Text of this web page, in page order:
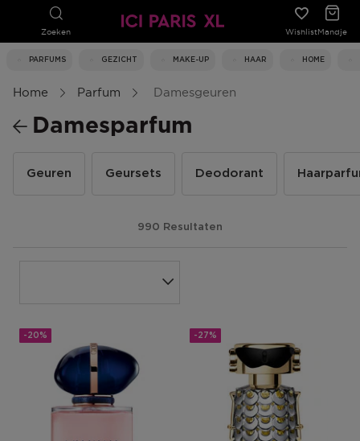
Zoeken WishlistMandje
PARFUMS GEZICHT MAKE-UP HAAR HOME
Home Parfum Damesgeuren
Damesparfum
Geuren Geursets Deodorant
990 Resultaten
-20% -27%